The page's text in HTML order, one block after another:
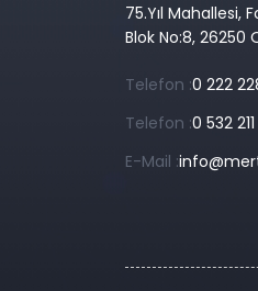
75.Yıl Mahallesi,
Blok No:8, 26250
Telefon :0 222
Telefon :0 532 211
E-Mail :